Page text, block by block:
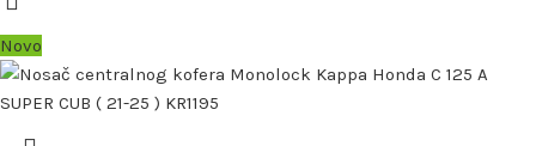
Novo